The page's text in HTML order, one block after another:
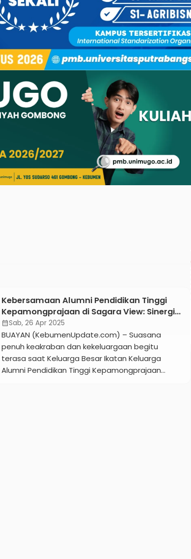
Kebersamaan Alumni Pendidikan Tinggi
Kepamongprajaan di Sagara View: Sinergi
dan Semangat untuk Kebumen Berdaya
calendar_monthSab, 26 Apr 2025
BUAYAN (KebumenUpdate.com) – Suasana
penuh keakraban dan kekeluargaan begitu
terasa saat Keluarga Besar Ikatan Keluarga
Alumni Pendidikan Tinggi Kepamongprajaan